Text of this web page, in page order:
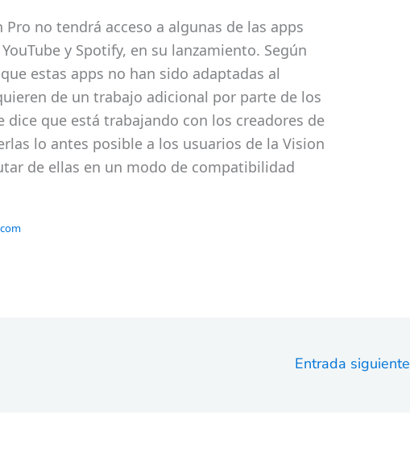
no tendrá acceso a algunas de las apps
y Spotify, en su lanzamiento. Según
estas apps no han sido adaptadas al
de un trabajo adicional por parte de los
dice que está trabajando con los creadores de
lo antes posible a los usuarios de la Vision
de ellas en un modo de compatibilidad
Entrada siguiente